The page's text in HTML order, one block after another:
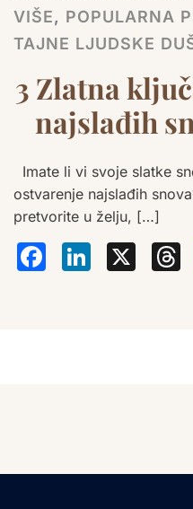
VIŠE, POPULARNA
TAJNE LJUDSKE
3 Zlatna
najslađih
Imate li vi svoje slatke
ostvarenje najslađih
pretvorite u želju, […]
X